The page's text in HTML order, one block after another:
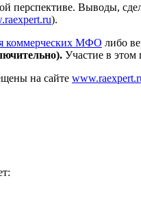
перспективе. Выводы,
).
коммерческих МФО либо
Участие в этом
на сайте